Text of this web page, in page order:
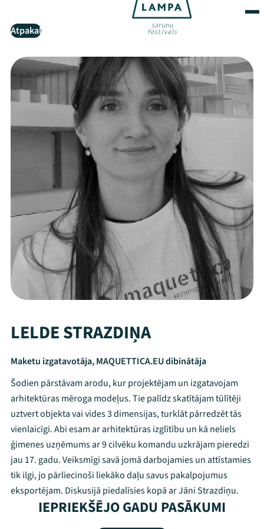
Mana programma
Atpakaļ
LELDE STRAZDIŅA
Maketu izgatavotāja, MAQUETTICA.EU dibinātāja
Šodien pārstāvam arodu, kur projektējam un izgatavojam
arhitektūras mēroga modeļus. Tie palīdz skatītājam tūlītēji
uztvert objekta vai vides 3 dimensijas, turklāt pārredzēt tās
vienlaicīgi. Abi esam ar arhitektūras izglītību un kā neliels
ģimenes uzņēmums ar 9 cilvēku komandu uzkrājam pieredzi
jau 17. gadu. Veiksmīgi savā jomā darbojamies un attīstamies
tik ilgi, jo pārliecinoši liekāko daļu savus pakalpojumus
eksportējam. Diskusijā piedalīsies kopā ar Jāni Strazdiņu.
IEPRIEKŠĒJO GADU PASĀKUMI